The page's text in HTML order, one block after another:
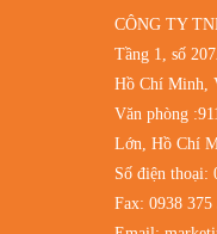
CÔNG TY
Tầng 1, số
Hồ Chí Minh,
Văn phòng
Lớn, Hồ Chí
Số điện thoại:
Fax: 0938 375